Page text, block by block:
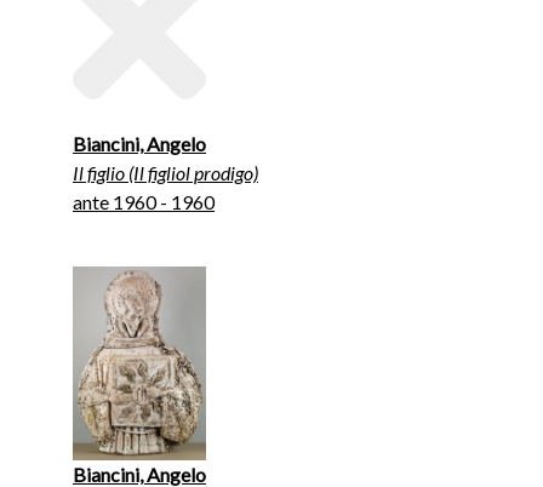
Biancini, Angelo
Il figlio (Il figliol prodigo)
ante 1960 - 1960
Biancini, Angelo